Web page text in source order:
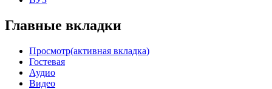
Главные вкладки
Просмотр(активная вкладка)
Гостевая
Аудио
Видео